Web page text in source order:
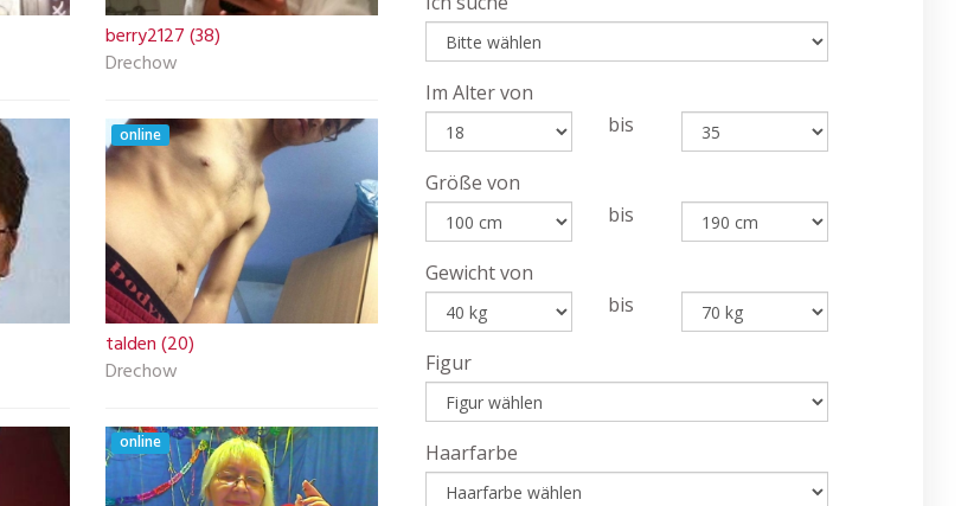
berry2127 (38)
Drechow
online
talden (20)
Drechow
online
Im Alter von
bis
Größe von
bis
Gewicht von
bis
Figur
Haarfarbe